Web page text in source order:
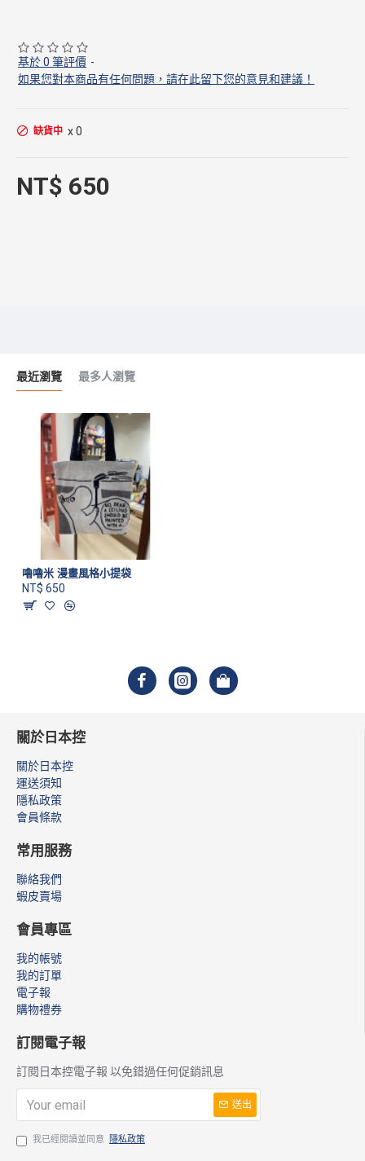
基於 0 筆評價 -
如果您對本商品有任何問題，請在此留下您的意見和建議！
NT$ 650
缺貨中 x 0
最近瀏覽 最多人瀏覽
嚕嚕米 漫畫風格小提袋
NT$ 650
關於日本控
關於日本控
運送須知
隱私政策
會員條款
常用服務
聯絡我們
蝦皮賣場
會員專區
我的帳號
我的訂單
電子報
購物禮券
訂閱電子報
訂閱日本控電子報 以免錯過任何促銷訊息
送出
我已經閱讀並同意 隱私政策